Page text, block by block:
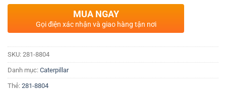
MUA NGAY
Gọi điện xác nhận và giao hàng tận nơi
SKU: 281-8804
Danh mục: Caterpillar
Thẻ: 281-8804